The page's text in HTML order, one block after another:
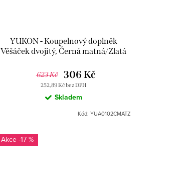
YUKON - Koupelnový doplněk
Věšáček dvojitý, Černá matná/Zlatá
623 Kč
252,89 Kč bez DPH
306 Kč
Skladem
Kód: YUA0102CMATZ
-17 %